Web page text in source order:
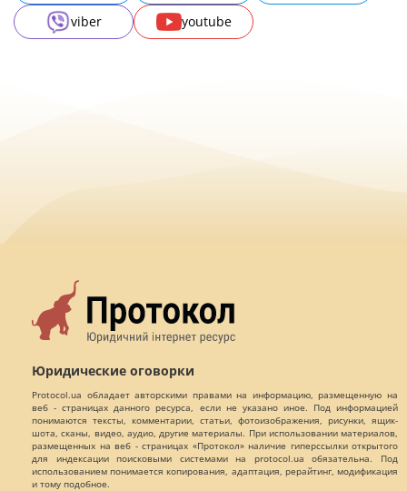
viber
youtube
Юридические оговорки
Protocol.ua обладает авторскими правами на информацию, размещенную на
веб - страницах данного ресурса, если не указано иное. Под информацией
понимаются тексты, комментарии, статьи, фотоизображения, рисунки, ящик-
шота, сканы, видео, аудио, другие материалы. При использовании материалов,
размещенных на веб - страницах «Протокол» наличие гиперссылки открытого
для индексации поисковыми системами на protocol.ua обязательна. Под
использованием понимается копирования, адаптация, рерайтинг, модификация
и тому подобное.